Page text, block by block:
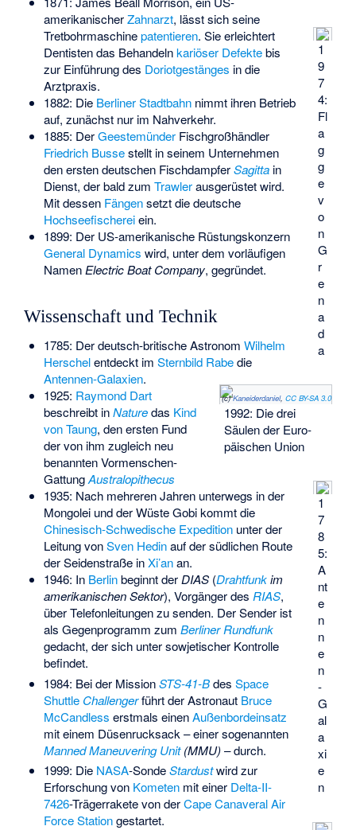
1
9
7
4:
Fl
a
g
g
e
v
o
n
G
r
e
n
a
d
a
(c)Kaneiderdaniel, CC BY-SA 3.0
1992: Die drei
Säulen der Euro­
päischen Union
amerikanischerZahnarzt, lässt sich seine
Tretbohrmaschinepatentieren. Sie erleichtert
Dentisten das Behandelnkariöser Defektebis
zur Einführung des Doriotgestänges in die
Arztpraxis.
1882: Die Berliner Stadtbahnnimmt ihren Betrieb
auf, zunächst nur im Nahverkehr.
1885: DerGeestemünderFischgroßhändler
Friedrich Bussestellt in seinem Unternehmen
den ersten deutschen FischdampferSagittain
Dienst, der bald zum Trawlerausgerüstet wird.
Mit dessen Fängensetzt die deutsche
Hochseefischereiein.
1899: Der US-amerikanische Rüstungskonzern
General Dynamics wird, unter dem vorläufigen
NamenElectric Boat Company, gegründet.
Wissenschaft und Technik
1
7
8
5:
A
nt
e
n
n
e
n
-
G
al
a
xi
e
n
1785: Der deutsch-britische Astronom Wilhelm
Herschelentdeckt im Sternbild Rabedie
Antennen-Galaxien.
1925: Raymond Dart
beschreibt inNaturedas Kind
von Taung, den ersten Fund
der von ihm zugleich neu
benannten Vormenschen-
GattungAustralopithecus
1935: Nach mehreren Jahren unterwegs in der
Mongolei und der Wüste Gobi kommt die
Chinesisch-Schwedische Expeditionunter der
Leitung vonSven Hedinauf der südlichen Route
der Seidenstraße inXi’anan.
1946: In Berlinbeginnt derDIAS(Drahtfunkim
amerikanischen Sektor), Vorgänger des RIAS,
über Telefonleitungen zu senden. Der Sender ist
als Gegenprogramm zum Berliner Rundfunk
gedacht, der sich unter sowjetischer Kontrolle
befindet.
1984: Bei der MissionSTS-41-Bdes Space
Shuttle Challengerführt der Astronaut Bruce
McCandless erstmals einenAußenbordeinsatz
mit einem Düsenrucksack – einer sogenannten
Manned Maneuvering Unit(MMU)– durch.
1999: Die NASA-SondeStardustwird zur
Erforschung von Kometenmit einer Delta-II-
7426-Trägerrakete von derCape Canaveral Air
Force Stationgestartet.